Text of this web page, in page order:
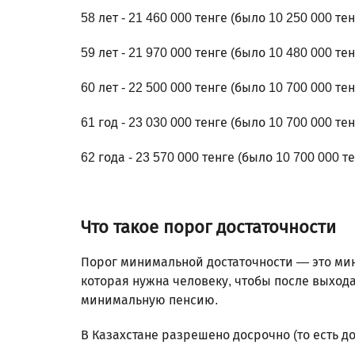
58 лет - 21 460 000 тенге (было 10 250 000
59 лет - 21 970 000 тенге (было 10 480 000
60 лет - 22 500 000 тенге (было 10 700 000
61 год - 23 030 000 тенге (было 10 700 000
62 года - 23 570 000 тенге (было 10 700 000
Что такое порог достаточности
Порог минимальной достаточности — это
которая нужна человеку, чтобы после
минимальную пенсию.
В Казахстане разрешено досрочно (то есть